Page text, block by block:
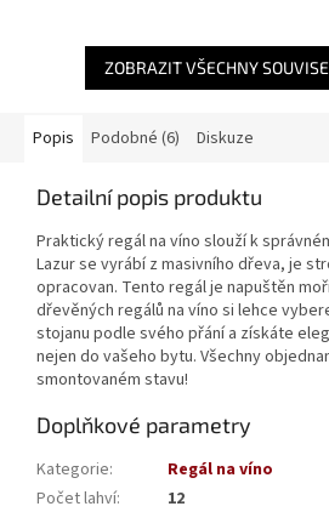
konstrukce...
ZOBRAZIT VŠECHNY
Popis Podobné (6) Diskuze
Detailní popis produktu
Praktický regál na víno slouží k
Lazur se vyrábí z masivního dřeva, je
opracovan. Tento regál je napuštěn
dřevěných regálů na víno si lehce
stojanu podle svého přání a získáte
nejen do vašeho bytu. Všechny
smontovaném stavu!
Doplňkové parametry
Kategorie:
Regál na víno
Počet lahví:
12